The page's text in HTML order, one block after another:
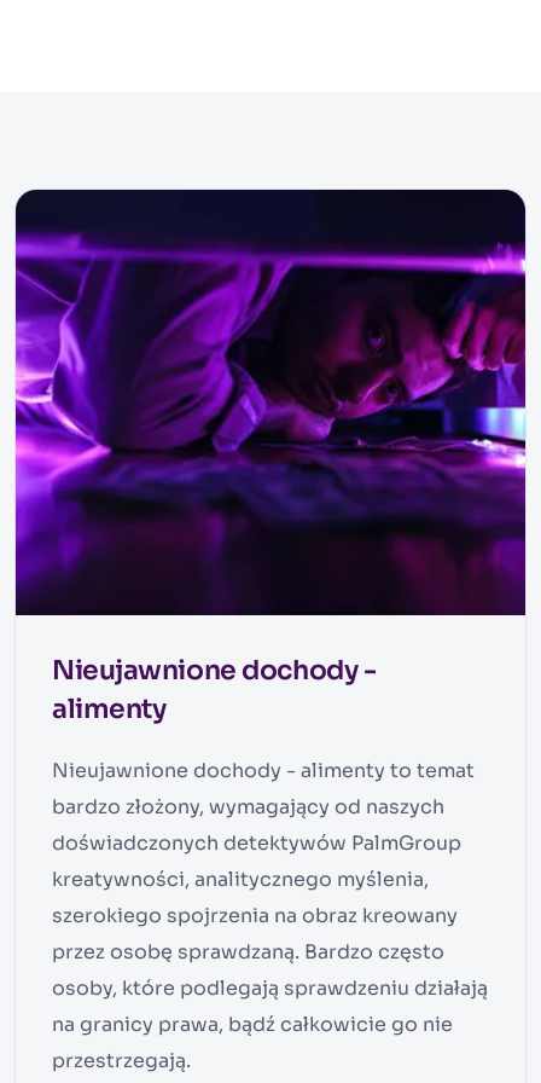
Nieujawnione dochody -
alimenty
Nieujawnione dochody - alimenty to temat
bardzo złożony, wymagający od naszych
doświadczonych detektywów PalmGroup
kreatywności, analitycznego myślenia,
szerokiego spojrzenia na obraz kreowany
przez osobę sprawdzaną. Bardzo często
osoby, które podlegają sprawdzeniu działają
na granicy prawa, bądź całkowicie go nie
przestrzegają.